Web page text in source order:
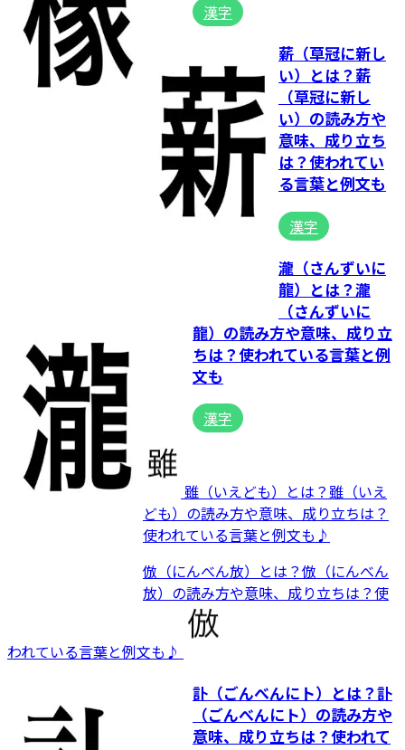
漢字
薪（草冠に新し
い）とは？薪
（草冠に新し
い）の読み方や
意味、成り立ち
は？使われてい
る言葉と例文も
漢字
瀧（さんずいに
龍）とは？瀧
（さんずいに
龍）の読み方や意味、成り立
ちは？使われている言葉と例
文も
漢字
雖（いえども）とは？雖（いえ
ども）の読み方や意味、成り立ちは？
使われている言葉と例文も♪
倣（にんべん放）とは？倣（にんべん
放）の読み方や意味、成り立ちは？使
われている言葉と例文も♪
訃（ごんべんにト）とは？訃
（ごんべんにト）の読み方や
意味、成り立ちは？使われて